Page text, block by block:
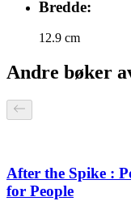
Bredde:
12.9 cm
Andre bøker
After the Spike :
for People